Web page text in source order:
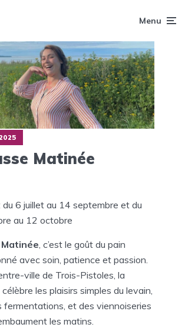
Menu
Matinée
du 6 juillet au 14 septembre et du
au 12 octobre
, c’est le goût du pain
avec soin, patience et passion.
ville de Trois-Pistoles, la
les plaisirs simples du levain,
fermentations, et des viennoiseries
les matins.